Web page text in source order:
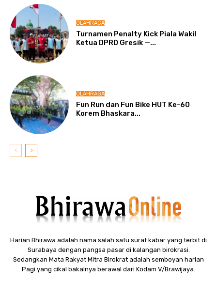
OLAHRAGA
Turnamen Penalty Kick Piala Wakil
Ketua DPRD Gresik —...
OLAHRAGA
Fun Run dan Fun Bike HUT Ke-60
Korem Bhaskara...
Harian Bhirawa adalah nama salah satu surat kabar yang terbit di
Surabaya dengan pangsa pasar di kalangan birokrasi.
Sedangkan Mata Rakyat Mitra Birokrat adalah semboyan harian
Pagi yang cikal bakalnya berawal dari Kodam V/Brawijaya.